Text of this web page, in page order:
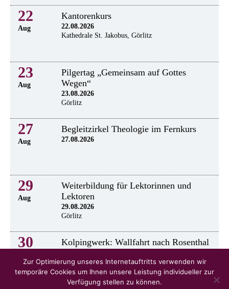
22
Aug
Kantorenkurs
22.08.2026
Kathedrale St. Jakobus, Görlitz
23
Aug
Pilgertag „Gemeinsam auf Gottes
Wegen“
23.08.2026
Görlitz
27
Aug
Begleitzirkel Theologie im Fernkurs
27.08.2026
29
Aug
Weiterbildung für Lektorinnen und
Lektoren
29.08.2026
Görlitz
30 Kolpingwerk: Wallfahrt nach Rosenthal
Zur Optimierung unseres Internetauftritts verwenden wir
temporäre Cookies um Ihnen unsere Leistung individueller zur
Verfügung stellen zu können.